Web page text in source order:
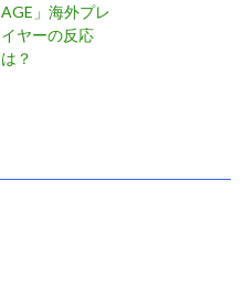
AGE」海外プレ
イヤーの反応
は？